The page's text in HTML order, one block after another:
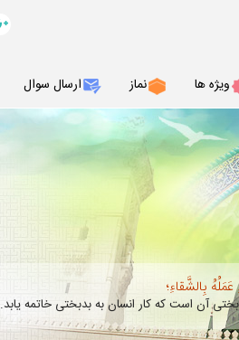
ويژه ها نماز ارسال سوال
بِالشَّقاءِ؛
آن است كه كار انسان به بدبختى خاتمه يابد.